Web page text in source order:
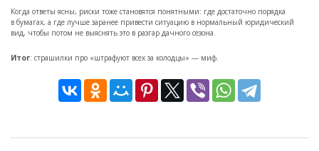
Когда ответы ясны, риски тоже становятся понятными: где достаточно порядка
в бумагах, а где лучше заранее привести ситуацию в нормальный юридический
вид, чтобы потом не выяснять это в разгар дачного сезона.
Итог: страшилки про «штрафуют всех за колодцы» — миф.